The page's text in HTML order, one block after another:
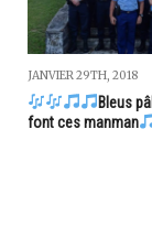
JANVIER 29TH, 2018
Bleus
font ces manman